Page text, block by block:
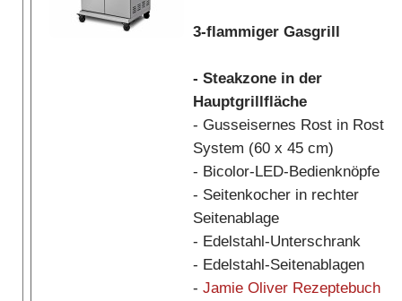
3-flammiger Gasgrill
- Steakzone in der
Hauptgrillfläche
- Gusseisernes Rost in Rost
System (60 x 45 cm)
- Bicolor-LED-Bedienknöpfe
- Seitenkocher in rechter
Seitenablage
- Edelstahl-Unterschrank
- Edelstahl-Seitenablagen
- Jamie Oliver Rezeptebuch